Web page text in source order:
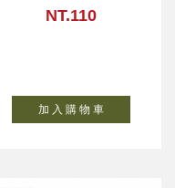
NT.110
加 入 購 物 車